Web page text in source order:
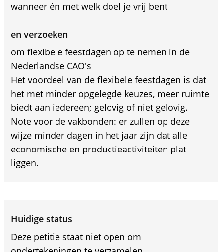
wanneer én met welk doel je vrij bent
en verzoeken
om flexibele feestdagen op te nemen in de
Nederlandse CAO's
Het voordeel van de flexibele feestdagen is dat
het met minder opgelegde keuzes, meer ruimte
biedt aan iedereen; gelovig of niet gelovig.
Note voor de vakbonden: er zullen op deze
wijze minder dagen in het jaar zijn dat alle
economische en productieactiviteiten plat
liggen.
Huidige status
Deze petitie staat niet open om